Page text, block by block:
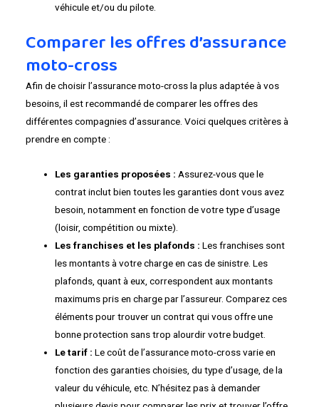
véhicule et/ou du pilote.
Comparer les offres d’assurance
moto-cross
Afin de choisir l’assurance moto-cross la plus adaptée à vos
besoins, il est recommandé de comparer les offres des
différentes compagnies d’assurance. Voici quelques critères à
prendre en compte :
Les garanties proposées : Assurez-vous que le
contrat inclut bien toutes les garanties dont vous avez
besoin, notamment en fonction de votre type d’usage
(loisir, compétition ou mixte).
Les franchises et les plafonds : Les franchises sont
les montants à votre charge en cas de sinistre. Les
plafonds, quant à eux, correspondent aux montants
maximums pris en charge par l’assureur. Comparez ces
éléments pour trouver un contrat qui vous offre une
bonne protection sans trop alourdir votre budget.
Le tarif : Le coût de l’assurance moto-cross varie en
fonction des garanties choisies, du type d’usage, de la
valeur du véhicule, etc. N’hésitez pas à demander